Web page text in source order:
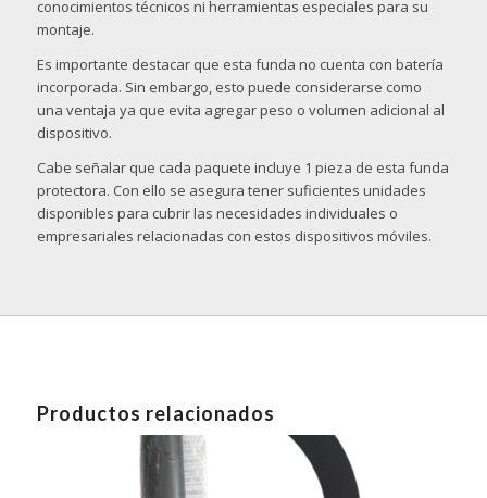
conocimientos técnicos ni herramientas especiales para su
montaje.
Es importante destacar que esta funda no cuenta con batería
incorporada. Sin embargo, esto puede considerarse como
una ventaja ya que evita agregar peso o volumen adicional al
dispositivo.
Cabe señalar que cada paquete incluye 1 pieza de esta funda
protectora. Con ello se asegura tener suficientes unidades
disponibles para cubrir las necesidades individuales o
empresariales relacionadas con estos dispositivos móviles.
Productos relacionados